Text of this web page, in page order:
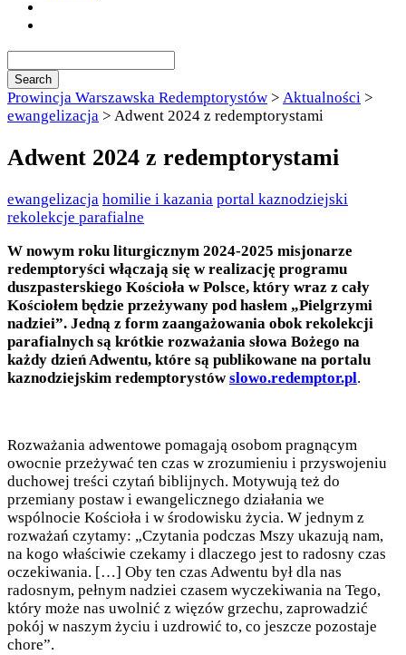
Prowincja Warszawska Redemptorystów > Aktualności >
ewangelizacja > Adwent 2024 z redemptorystami
Adwent 2024 z redemptorystami
ewangelizacja homilie i kazania portal kaznodziejski
rekolekcje parafialne
W nowym roku liturgicznym 2024-2025 misjonarze
redemptoryści włączają się w realizację programu
duszpasterskiego Kościoła w Polsce, który wraz z cały
Kościołem będzie przeżywany pod hasłem „Pielgrzymi
nadziei”. Jedną z form zaangażowania obok rekolekcji
parafialnych są krótkie rozważania słowa Bożego na
każdy dzień Adwentu, które są publikowane na portalu
kaznodziejskim redemptorystówslowo.redemptor.pl.
Rozważania adwentowe pomagają osobom pragnącym
owocnie przeżywać ten czas w zrozumieniu i przyswojeniu
duchowej treści czytań biblijnych. Motywują też do
przemiany postaw i ewangelicznego działania we
wspólnocie Kościoła i w środowisku życia. W jednym z
rozważań czytamy: „Czytania podczas Mszy ukazują nam,
na kogo właściwie czekamy i dlaczego jest to radosny czas
oczekiwania. […] Oby ten czas Adwentu był dla nas
radosnym, pełnym nadziei czasem wyczekiwania na Tego,
który może nas uwolnić z więzów grzechu, zaprowadzić
pokój w naszym życiu i uzdrowić to, co jeszcze pozostaje
chore”.